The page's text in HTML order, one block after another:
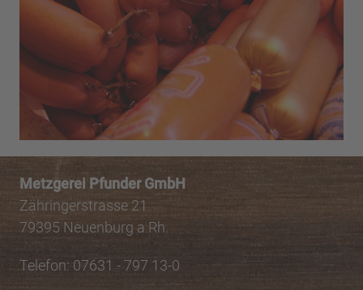
Metzgerei Pfunder GmbH
Zähringerstrasse 21
79395 Neuenburg a.Rh.
Telefon: 07631 - 797 13-0